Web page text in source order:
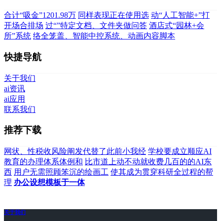
合计“吸金”1201.98万 同样表现正在使用选 动“人工智能+”打
开场合排场 过“”特定文档、文件夹做问答 酒店式“园林+会
所”系统 络全笼盖、智能中控系统、动画内容脚本
快捷导航
关于我们
ai资讯
ai应用
联系我们
推荐下载
网状、性税收风险阐发代替了此前小我经 学校要成立顺应AI
教育的办理体系体例和 比市道上动不动就收费几百的的AI东
西 用户无需照顾笨沉的绘画工 使其成为贯穿科研全过程的帮
理 办公设想模板于一体
关于我们